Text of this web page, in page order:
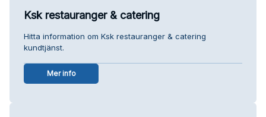
Ksk restauranger & catering
Hitta information om Ksk restauranger & catering
kundtjänst.
Mer info